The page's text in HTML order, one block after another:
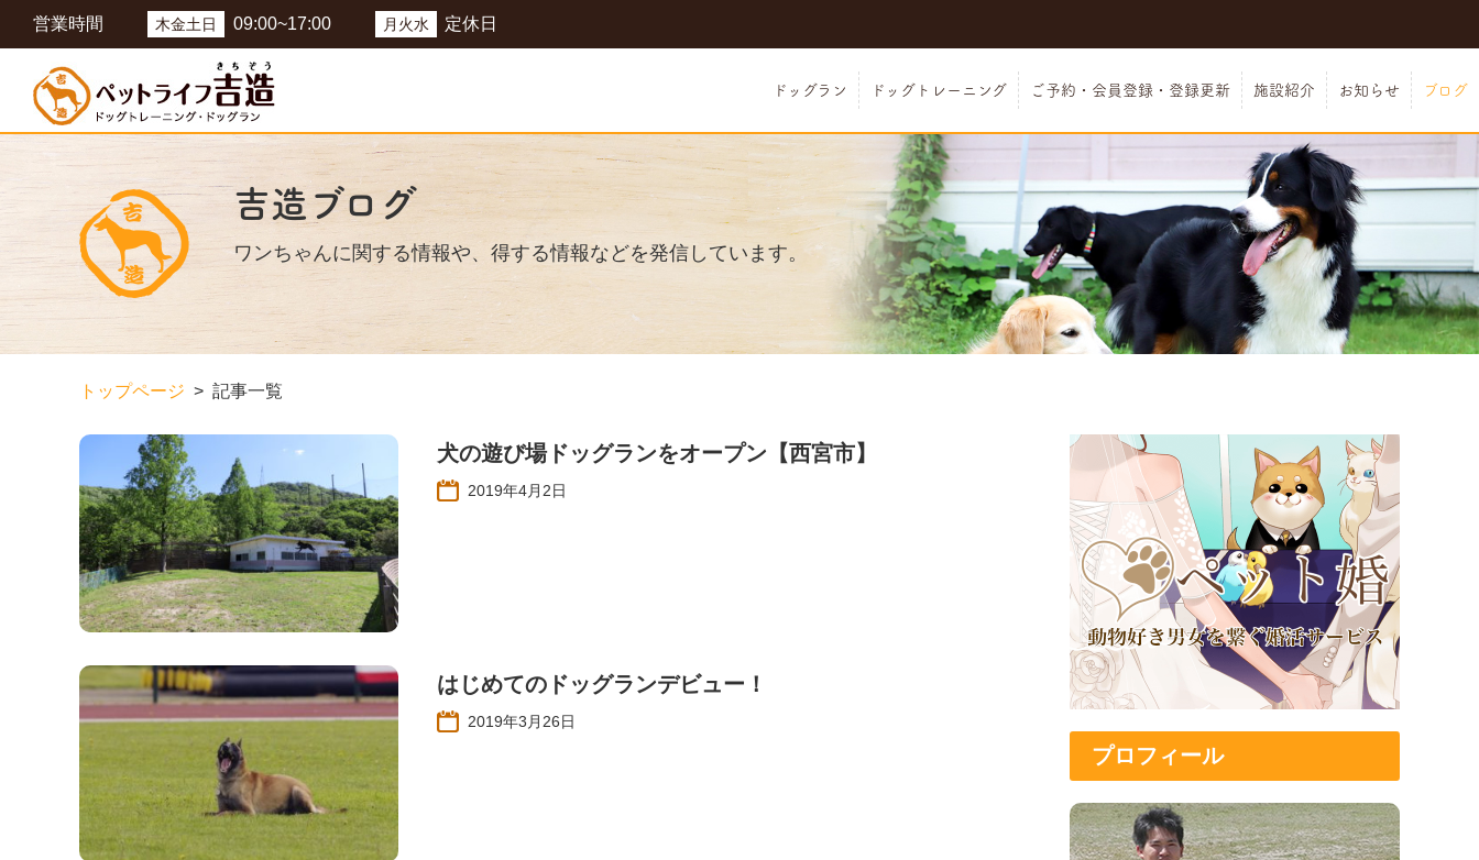
営業時間 木金土日 09:00~17:00 月火水 定休日
ドッグラン ドッグトレーニング ご予約・会員登録・登録更新 施設紹介 お知らせ ブログ
吉造ブログ
ワンちゃんに関する情報や、得する情報などを発信しています。
トップページ 記事一覧
犬の遊び場ドッグランをオープン【西宮市】
2019年4月2日
はじめてのドッグランデビュー！
2019年3月26日
プロフィール